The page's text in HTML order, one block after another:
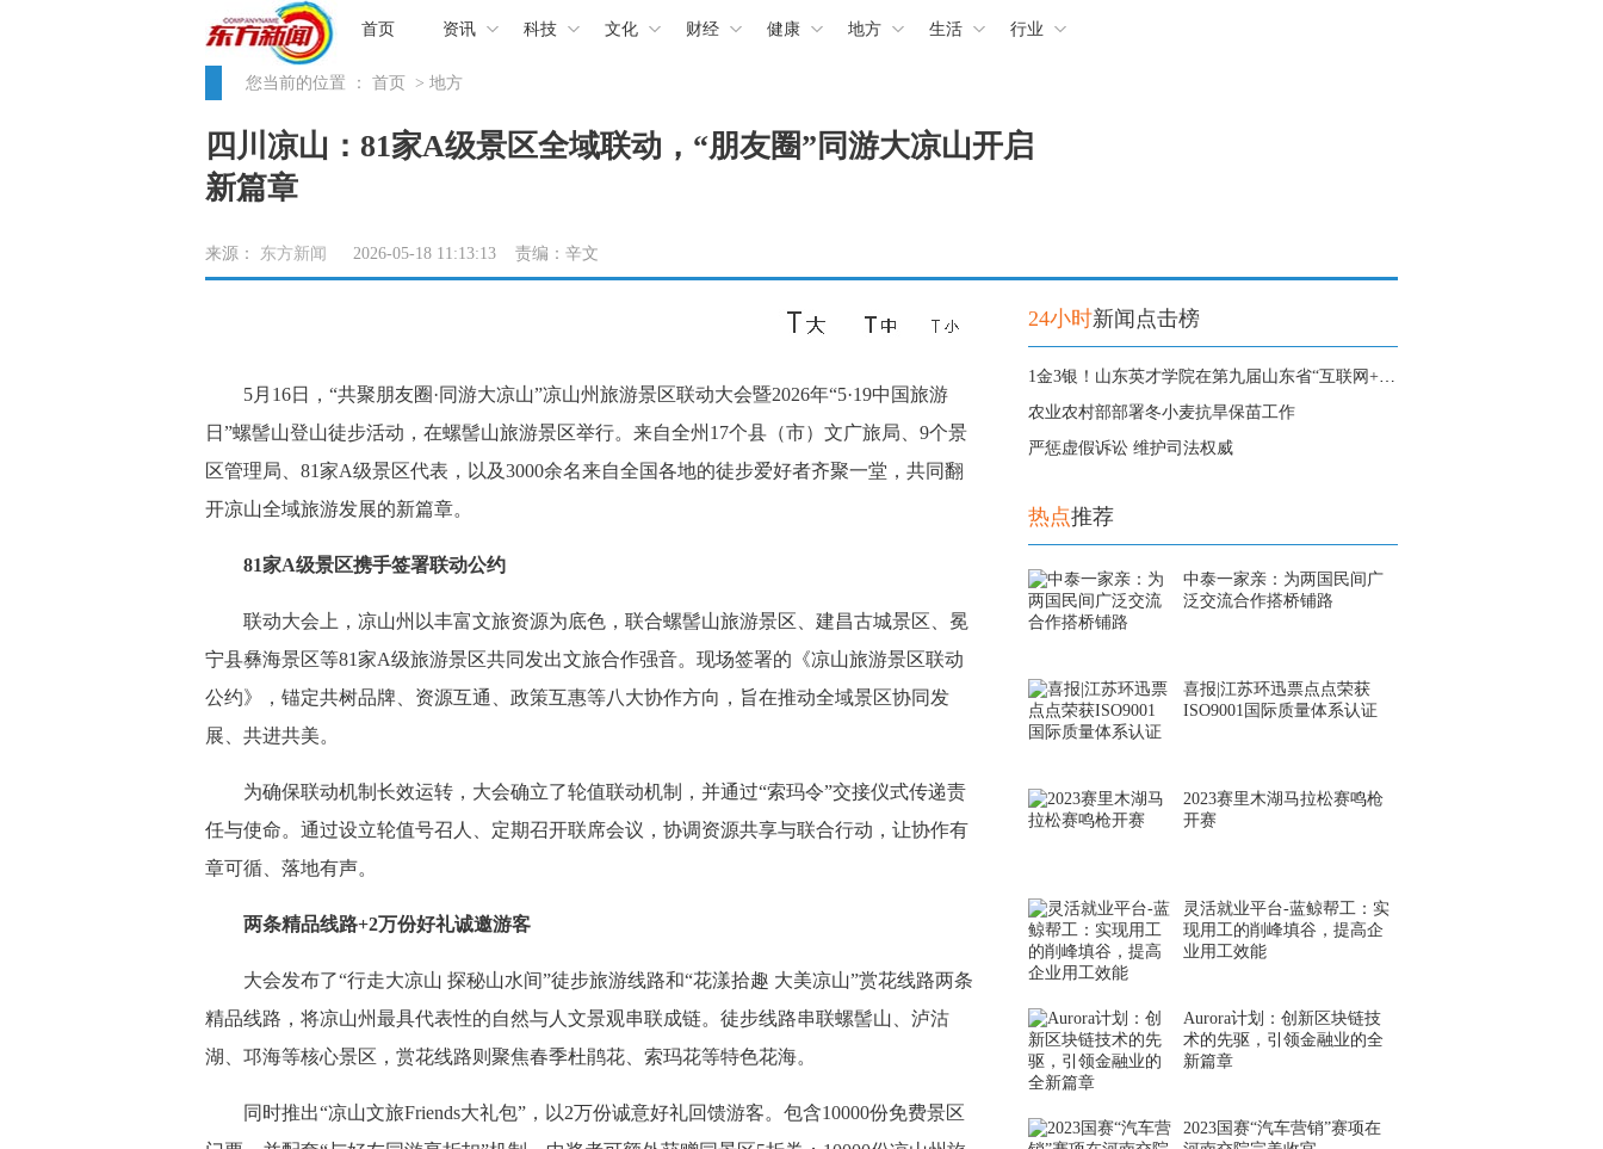
首页 资讯 科技 文化 财经 健康 地方 生活 行业
您当前的位置 ： 首页 > 地方
四川凉山：81家A级景区全域联动，“朋友圈”同游大凉山开启
新篇章
来源： 东方新闻 2026-05-18 11:13:13 责编：辛文
5月16日，“共聚朋友圈·同游大凉山”凉山州旅游景区联动大会暨2026年“5·19中国旅游
日”螺髻山登山徒步活动，在螺髻山旅游景区举行。来自全州17个县（市）文广旅局、9个景
区管理局、81家A级景区代表，以及3000余名来自全国各地的徒步爱好者齐聚一堂，共同翻
开凉山全域旅游发展的新篇章。
81家A级景区携手签署联动公约
联动大会上，凉山州以丰富文旅资源为底色，联合螺髻山旅游景区、建昌古城景区、冕
宁县彝海景区等81家A级旅游景区共同发出文旅合作强音。现场签署的《凉山旅游景区联动
公约》，锚定共树品牌、资源互通、政策互惠等八大协作方向，旨在推动全域景区协同发
展、共进共美。
为确保联动机制长效运转，大会确立了轮值联动机制，并通过“索玛令”交接仪式传递责
任与使命。通过设立轮值号召人、定期召开联席会议，协调资源共享与联合行动，让协作有
章可循、落地有声。
两条精品线路+2万份好礼诚邀游客
大会发布了“行走大凉山 探秘山水间”徒步旅游线路和“花漾拾趣 大美凉山”赏花线路两条
精品线路，将凉山州最具代表性的自然与人文景观串联成链。徒步线路串联螺髻山、泸沽
湖、邛海等核心景区，赏花线路则聚焦春季杜鹃花、索玛花等特色花海。
同时推出“凉山文旅Friends大礼包”，以2万份诚意好礼回馈游客。包含10000份免费景区
24小时新闻点击榜
1金3银！山东英才学院在第九届山东省“互联网+”大学生创新创业大赛中获得
农业农村部部署冬小麦抗旱保苗工作
严惩虚假诉讼 维护司法权威
热点推荐
中泰一家亲：为两国民间广
泛交流合作搭桥铺路
喜报|江苏环迅票点点荣获
ISO9001国际质量体系认证
2023赛里木湖马拉松赛鸣枪
开赛
灵活就业平台-蓝鲸帮工：实
现用工的削峰填谷，提高企
业用工效能
Aurora计划：创新区块链技
术的先驱，引领金融业的全
新篇章
2023国赛“汽车营销”赛项在